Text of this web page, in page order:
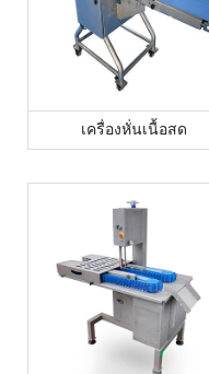
เครื่องหั่นเนื้อสด